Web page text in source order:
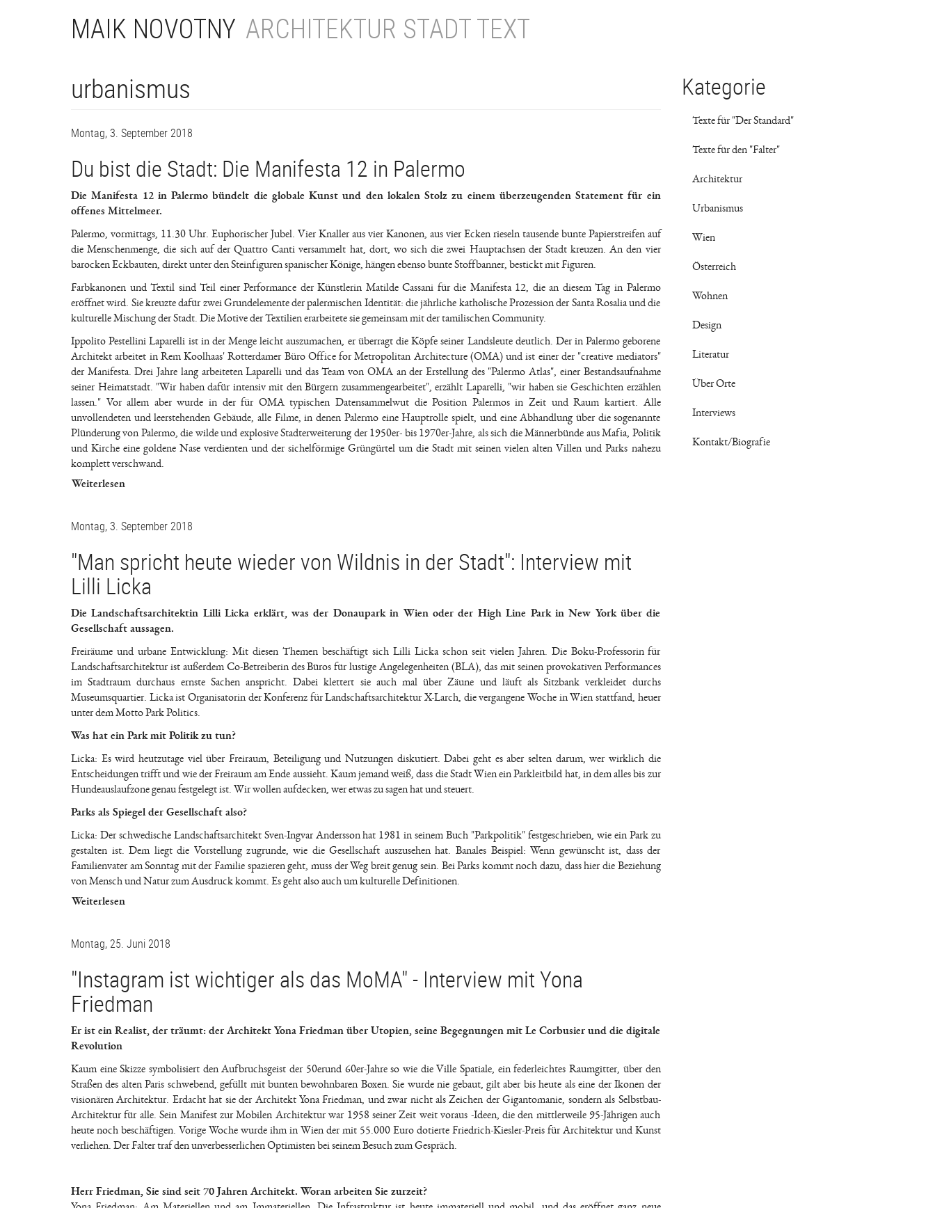
MAIK NOVOTNY ARCHITEKTUR STADT TEXT
urbanismus
Montag, 3. September 2018
Du bist die Stadt: Die Manifesta 12 in Palermo
Die Manifesta 12 in Palermo bündelt die globale Kunst und den lokalen Stolz zu einem überzeugenden Statement für ein
offenes Mittelmeer.
Palermo, vormittags, 11.30 Uhr. Euphorischer Jubel. Vier Knaller aus vier Kanonen, aus vier Ecken rieseln tausende bunte Papierstreifen auf
die Menschenmenge, die sich auf der Quattro Canti versammelt hat, dort, wo sich die zwei Hauptachsen der Stadt kreuzen. An den vier
barocken Eckbauten, direkt unter den Steinfiguren spanischer Könige, hängen ebenso bunte Stoffbanner, bestickt mit Figuren.
Farbkanonen und Textil sind Teil einer Performance der Künstlerin Matilde Cassani für die Manifesta 12, die an diesem Tag in Palermo
eröffnet wird. Sie kreuzte dafür zwei Grundelemente der palermischen Identität: die jährliche katholische Prozession der Santa Rosalia und die
kulturelle Mischung der Stadt. Die Motive der Textilien erarbeitete sie gemeinsam mit der tamilischen Community.
Ippolito Pestellini Laparelli ist in der Menge leicht auszumachen, er überragt die Köpfe seiner Landsleute deutlich. Der in Palermo geborene
Architekt arbeitet in Rem Koolhaas' Rotterdamer Büro Office for Metropolitan Architecture (OMA) und ist einer der "creative mediators"
der Manifesta. Drei Jahre lang arbeiteten Laparelli und das Team von OMA an der Erstellung des "Palermo Atlas", einer Bestandsaufnahme
seiner Heimatstadt. "Wir haben dafür intensiv mit den Bürgern zusammengearbeitet", erzählt Laparelli, "wir haben sie Geschichten erzählen
lassen." Vor allem aber wurde in der für OMA typischen Datensammelwut die Position Palermos in Zeit und Raum kartiert. Alle
unvollendeten und leerstehenden Gebäude, alle Filme, in denen Palermo eine Hauptrolle spielt, und eine Abhandlung über die sogenannte
Plünderung von Palermo, die wilde und explosive Stadterweiterung der 1950er- bis 1970er-Jahre, als sich die Männerbünde aus Mafia, Politik
und Kirche eine goldene Nase verdienten und der sichelförmige Grüngürtel um die Stadt mit seinen vielen alten Villen und Parks nahezu
komplett verschwand.
Weiterlesen
Montag, 3. September 2018
"Man spricht heute wieder von Wildnis in der Stadt": Interview mit
Lilli Licka
Die Landschaftsarchitektin Lilli Licka erklärt, was der Donaupark in Wien oder der High Line Park in New York über die
Gesellschaft aussagen.
Freiräume und urbane Entwicklung: Mit diesen Themen beschäftigt sich Lilli Licka schon seit vielen Jahren. Die Boku-Professorin für
Landschaftsarchitektur ist außerdem Co-Betreiberin des Büros für lustige Angelegenheiten (BLA), das mit seinen provokativen Performances
im Stadtraum durchaus ernste Sachen anspricht. Dabei klettert sie auch mal über Zäune und läuft als Sitzbank verkleidet durchs
Museumsquartier. Licka ist Organisatorin der Konferenz für Landschaftsarchitektur X-Larch, die vergangene Woche in Wien stattfand, heuer
unter dem Motto Park Politics.
Was hat ein Park mit Politik zu tun?
Licka: Es wird heutzutage viel über Freiraum, Beteiligung und Nutzungen diskutiert. Dabei geht es aber selten darum, wer wirklich die
Entscheidungen trifft und wie der Freiraum am Ende aussieht. Kaum jemand weiß, dass die Stadt Wien ein Parkleitbild hat, in dem alles bis zur
Hundeauslaufzone genau festgelegt ist. Wir wollen aufdecken, wer etwas zu sagen hat und steuert.
Parks als Spiegel der Gesellschaft also?
Licka: Der schwedische Landschaftsarchitekt Sven-Ingvar Andersson hat 1981 in seinem Buch "Parkpolitik" festgeschrieben, wie ein Park zu
gestalten ist. Dem liegt die Vorstellung zugrunde, wie die Gesellschaft auszusehen hat. Banales Beispiel: Wenn gewünscht ist, dass der
Familienvater am Sonntag mit der Familie spazieren geht, muss der Weg breit genug sein. Bei Parks kommt noch dazu, dass hier die Beziehung
von Mensch und Natur zum Ausdruck kommt. Es geht also auch um kulturelle Definitionen.
Weiterlesen
Montag, 25. Juni 2018
"Instagram ist wichtiger als das MoMA" - Interview mit Yona
Friedman
Er ist ein Realist, der träumt: der Architekt Yona Friedman über Utopien, seine Begegnungen mit Le Corbusier und die digitale
Revolution
Kaum eine Skizze symbolisiert den Aufbruchsgeist der 50erund 60er-Jahre so wie die Ville Spatiale, ein federleichtes Raumgitter, über den
Straßen des alten Paris schwebend, gefüllt mit bunten bewohnbaren Boxen. Sie wurde nie gebaut, gilt aber bis heute als eine der Ikonen der
visionären Architektur. Erdacht hat sie der Architekt Yona Friedman, und zwar nicht als Zeichen der Gigantomanie, sondern als Selbstbau-
Architektur für alle. Sein Manifest zur Mobilen Architektur war 1958 seiner Zeit weit voraus -Ideen, die den mittlerweile 95-Jährigen auch
heute noch beschäftigen. Vorige Woche wurde ihm in Wien der mit 55.000 Euro dotierte Friedrich-Kiesler-Preis für Architektur und Kunst
verliehen. Der Falter traf den unverbesserlichen Optimisten bei seinem Besuch zum Gespräch.
Herr Friedman, Sie sind seit 70 Jahren Architekt. Woran arbeiten Sie zurzeit?
Kategorie
Texte für "Der Standard"
Texte für den "Falter"
Architektur
Urbanismus
Wien
Österreich
Wohnen
Design
Literatur
Über Orte
Interviews
Kontakt/Biografie